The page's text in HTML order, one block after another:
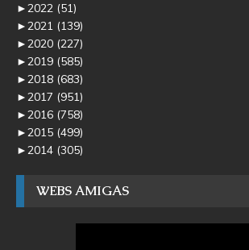
►2022 (51)
►2021 (139)
►2020 (227)
►2019 (585)
►2018 (683)
►2017 (951)
►2016 (758)
►2015 (499)
►2014 (305)
WEBS AMIGAS